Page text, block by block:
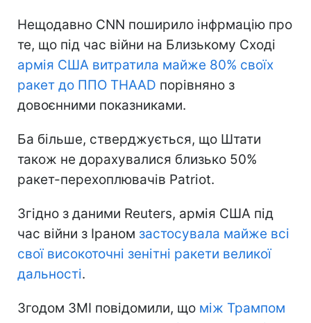
Нещодавно CNN поширило інфрмацію про
те, що під час війни на Близькому Сході
армія США витратила майже 80% своїх
ракет до ППО THAAD порівняно з
довоєнними показниками.
Ба більше, стверджується, що Штати
також не дорахувалися близько 50%
ракет-перехоплювачів Patriot.
Згідно з даними Reuters, армія США під
час війни з Іраном застосувала майже всі
свої високоточні зенітні ракети великої
дальності.
Згодом ЗМІ повідомили, що між Трампом